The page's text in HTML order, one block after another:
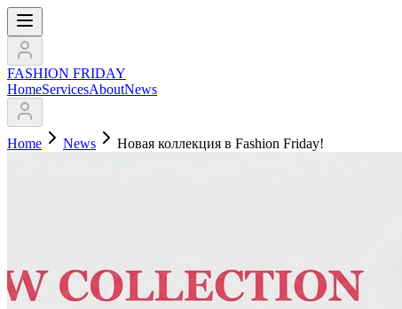
FASHION FRIDAY
HomeServicesAboutNews
Home News Новая коллекция в Fashion Friday!